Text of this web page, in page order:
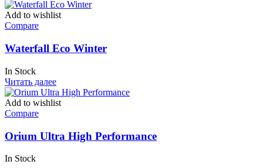
Add to wishlist
Compare
Waterfall Eco Winter
In Stock
Читать далее
Add to wishlist
Compare
Orium Ultra High Performance
In Stock